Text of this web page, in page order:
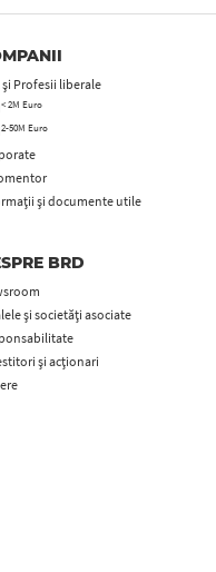
şi Profesii liberale
< 2M Euro
2-50M Euro
și documente utile
BRD
și societăți asociate
și acționari